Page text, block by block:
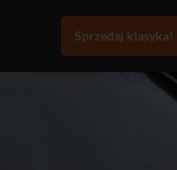
Sprzedaj klasyka!